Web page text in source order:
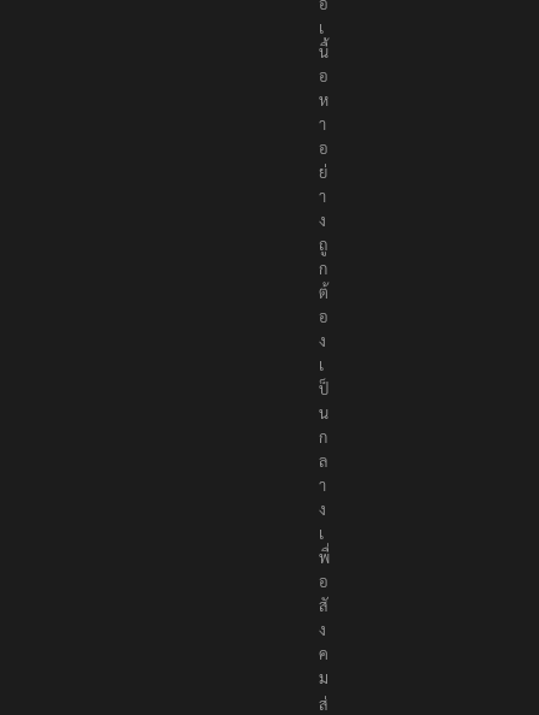
เ
นื้
อ
ห
า
อ
ย่
า
ง
ถู
ก
ต้
อ
ง
เ
ป็
น
ก
ล
า
ง
เ
พื่
อ
สั
ง
ค
ม
ส่